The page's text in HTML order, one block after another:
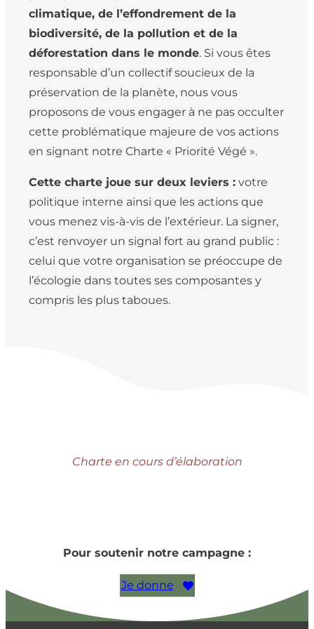
climatique, de l’effondrement de la
biodiversité, de la pollution et de la
déforestation dans le monde. Si vous êtes
responsable d’un collectif soucieux de la
préservation de la planète, nous vous
proposons de vous engager à ne pas occulter
cette problématique majeure de vos actions
en signant notre Charte « Priorité Végé ».
Cette charte joue sur deux leviers : votre
politique interne ainsi que les actions que
vous menez vis-à-vis de l’extérieur. La signer,
c’est renvoyer un signal fort au grand public :
celui que votre organisation se préoccupe de
l’écologie dans toutes ses composantes y
compris les plus taboues.
Charte en cours d’élaboration
Pour soutenir notre campagne :
Je donne